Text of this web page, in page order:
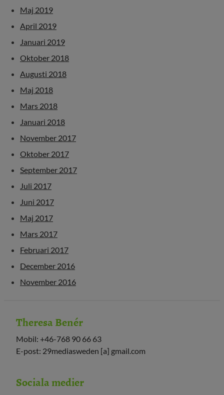
Maj 2019
April 2019
Januari 2019
Oktober 2018
Augusti 2018
Maj 2018
Mars 2018
Januari 2018
November 2017
Oktober 2017
September 2017
Juli 2017
Juni 2017
Maj 2017
Mars 2017
Februari 2017
December 2016
November 2016
Theresa Benér
Mobil: +46-768 90 66 63
E-post: 29mediasweden [a] gmail.com
Sociala medier